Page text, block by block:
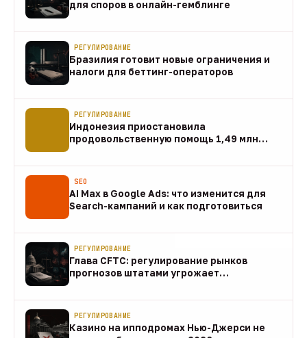
для споров в онлайн-гемблинге
РЕГУЛИРОВАНИЕ
Бразилия готовит новые ограничения и
налоги для беттинг-операторов
РЕГУЛИРОВАНИЕ
Индонезия приостановила
продовольственную помощь 1,49 млн
SEO
AI Max в Google Ads: что изменится для
Search-кампаний и как подготовиться
РЕГУЛИРОВАНИЕ
Глава CFTC: регулирование рынков
прогнозов штатами угрожает
РЕГУЛИРОВАНИЕ
Казино на ипподромах Нью-Джерси не